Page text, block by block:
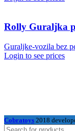
Rolly Guraljka
Guraljke-vozila bez
Login to see prices
Cobratoys 2018